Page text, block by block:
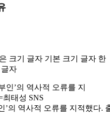
크기 글자 기본 크기 글자 한
자
’의 역사적 오류를 지적했다.